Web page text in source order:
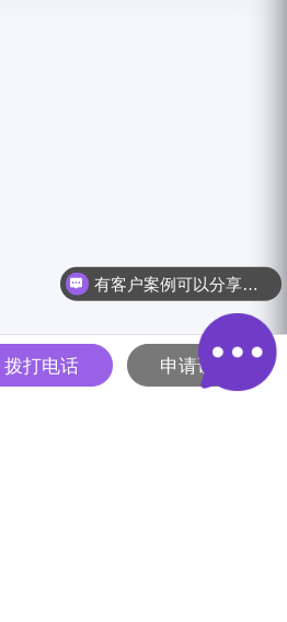
有客户案例可以分享吗？
拨打电话 申请试用